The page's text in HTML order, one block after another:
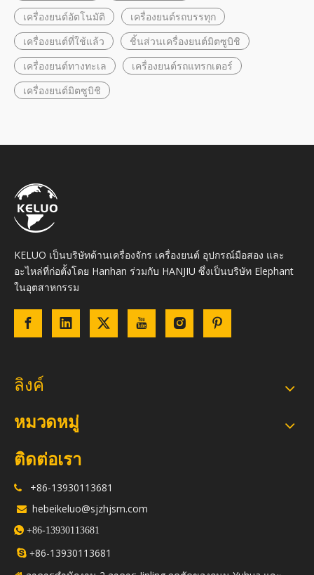
เครื่องยนต์อัตโนมัติ
เครื่องยนต์รถบรรทุก
เครื่องยนต์ที่ใช้แล้ว
ชิ้นส่วนเครื่องยนต์มิตซูบิชิ
เครื่องยนต์ทางทะเล
เครื่องยนต์รถแทรกเตอร์
เครื่องยนต์มิตซูบิชิ
KELUO เป็นบริษัทด้านเครื่องจักร เครื่องยนต์ อุปกรณ์มือสอง และ
อะไหล่ที่ก่อตั้งโดย Hanhan ร่วมกับ HANJIU ซึ่งเป็นบริษัท Elephant
ในอุตสาหกรรม
ลิงค์
หมวดหมู่
ติดต่อเรา
 +86-13930113681
 hebeikeluo@sjzhjsm.com
 +86-13930113681
 +86-13930113681